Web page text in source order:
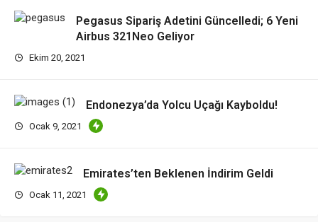
Pegasus Sipariş Adetini Güncelledi; 6 Yeni
Airbus 321Neo Geliyor
Ekim 20, 2021
Endonezya’da Yolcu Uçağı Kayboldu!
Ocak 9, 2021
Emirates’ten Beklenen İndirim Geldi
Ocak 11, 2021